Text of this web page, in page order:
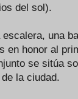
del sol).
una
en honor al
se sitúa
la ciudad.